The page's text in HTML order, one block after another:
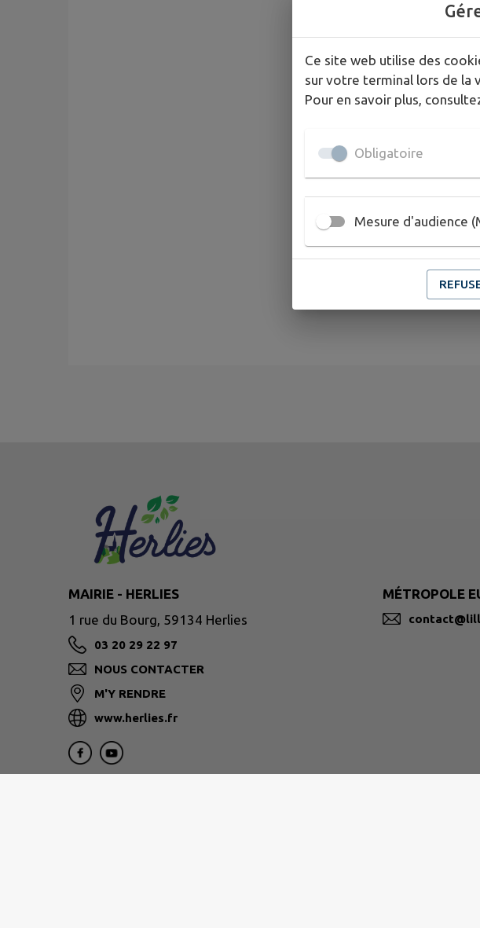
Une journée
MAIRIE - HERLIES
1 rue du Bourg, 59134 Herlies
03 20 29 22 97
NOUS CONTACTER
M'Y RENDRE
www.herlies.fr
MÉTROPOLE
Ce site web utilise des
sur votre terminal lors de la
Pour en savoir plus,
Obligatoire
Mesure d'audience